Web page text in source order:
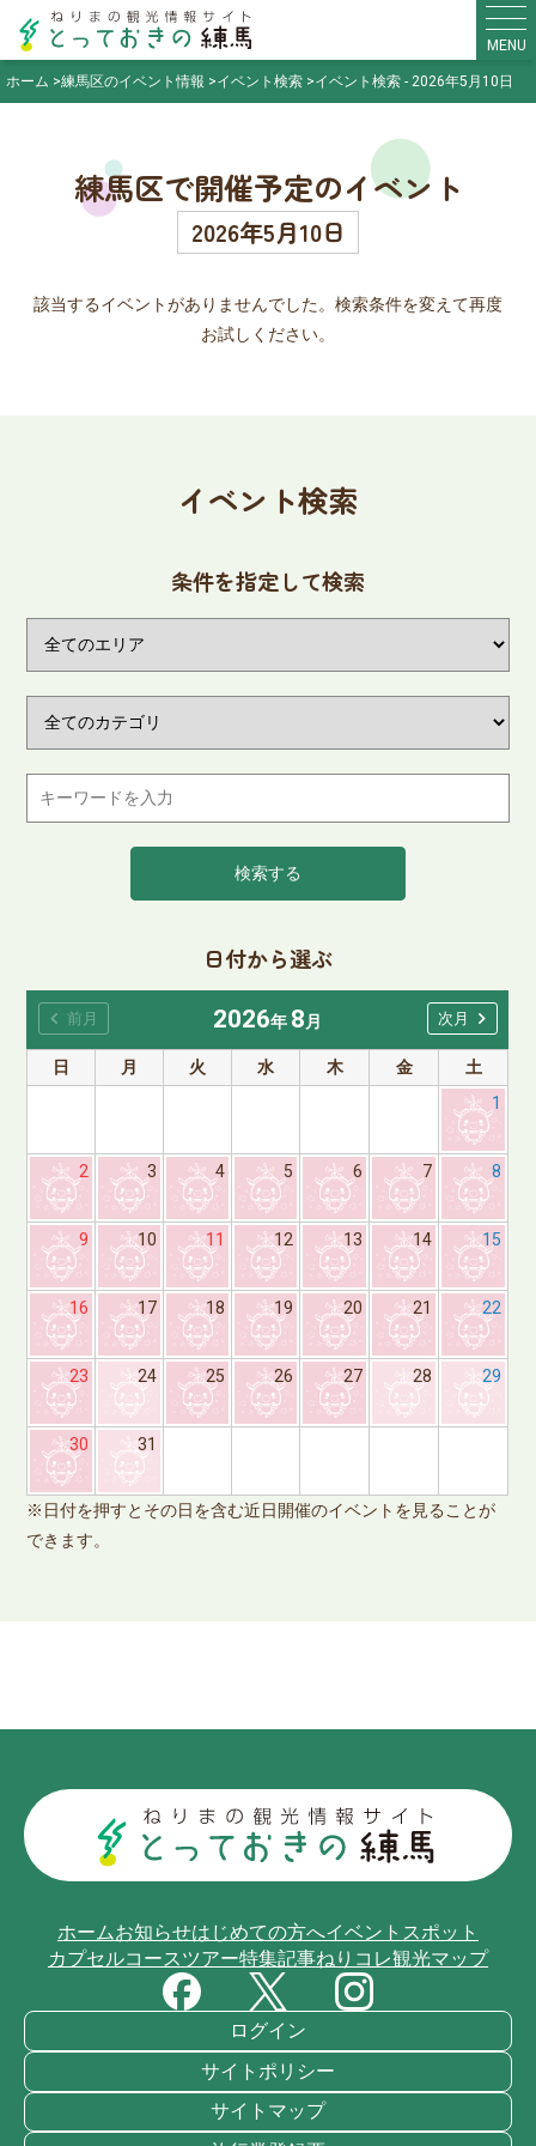
MENU
ホーム
練馬区のイベント情報 イベント検索 イベント検索 - 2026年5月10日
練馬区で開催予定のイベント
2026年5月10日
該当するイベントがありませんでした。検索条件を変えて再度
お試しください。
イベント検索
日付から選ぶ
2026年8月
日
月 火 水 木 金
土
1
2 3 4 5 6 7 8
9 10 11 12 13 14 15
16 17 18 19 20 21 22
23 24 25 26 27 28 29
30 31
※日付を押すとその日を含む近日開催のイベントを見ることが
できます。
chevron_left 前月 次月 chevron_right
条件を指定して検索
検索する
ホームお知らせはじめての方へイベントスポット
カプセルコースツアー特集記事ねりコレ観光マップ
ログイン
サイトポリシー
サイトマップ